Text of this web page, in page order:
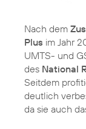
Nach dem
Plus im Jahr
UMTS- und
des National
Seitdem
deutlich
da sie auch